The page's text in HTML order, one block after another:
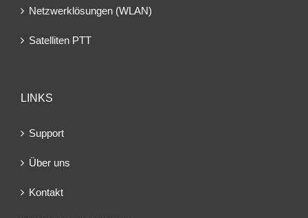
Netzwerklösungen (WLAN)
Satelliten PTT
LINKS
Support
Über uns
Kontakt